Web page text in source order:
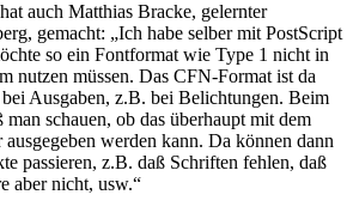
auch Matthias Bracke, gelernter
gemacht: „Ich habe selber mit PostScript
so ein Fontformat wie Type 1 nicht in
nutzen müssen. Das CFN-Format ist da
Ausgaben, z.B. bei Belichtungen. Beim
schauen, ob das überhaupt mit dem
ausgegeben werden kann. Da können dann
passieren, z.B. daß Schriften fehlen, daß
aber nicht, usw.“